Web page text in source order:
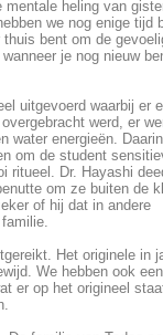
heling van
we nog enige tijd
bent om de
je nog nieuw
uitgevoerd waarbij er
werd, er
water energieën.
om de student
ritueel. Dr. Hayashi
om ze buiten de
of hij dat in andere
Het originele in
We hebben ook een
er op het origineel